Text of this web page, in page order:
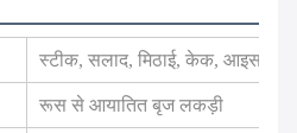
स्टीक, सलाद, मिठाई, केक,
रूस से आयातित बृज लकड़ी